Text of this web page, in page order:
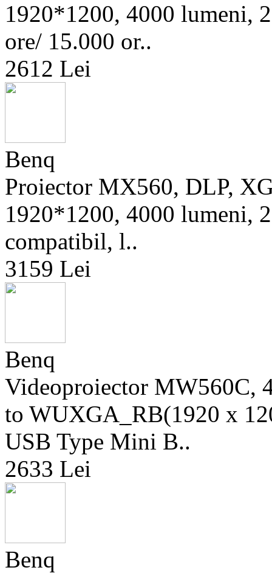
1920*1200, 4000 lumeni,
ore/ 15.000 or..
2612 Lei
Benq
Proiector MX560, DLP,
1920*1200, 4000 lumeni,
compatibil, l..
3159 Lei
Benq
Videoproiector MW560C,
to WUXGA_RB(1920 x
USB Type Mini B..
2633 Lei
Benq